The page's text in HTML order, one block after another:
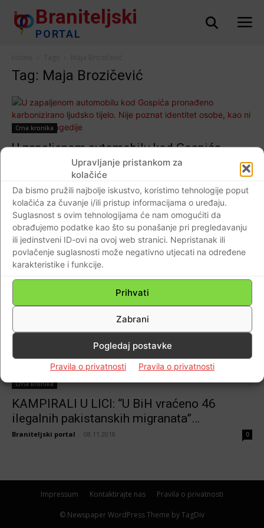
Upravljanje pristankom za
kolačiće
Da bismo pružili najbolje iskustvo, koristimo tehnologije poput
kolačića za čuvanje i/ili pristup informacijama o uređaju.
Suglasnost s ovim tehnologijama će nam omogućiti da
obrađujemo podatke kao što su ponašanje pri pregledavanju
ili jedinstveni ID-ovi na ovoj web stranici. Nepristanak ili
povlačenje suglasnosti može negativno utjecati na određene
karakteristike i funkcije.
Prihvati
Zabrani
Pogledaj postavke
Pravila o privatnosti Pravila o privatnosti
Braniteljski
PORTAL
Tag: Maja Brozičević
Crna kronika
U zapaljenom automobilu kod Gospića
pronađeno karbonizirano ljudsko tijelo. Nije
poznat identitet osobe, kao ni okolnosti
tragedije
Braniteljski portal - 17.12.2020
Crna kronika
KAMPIRALI U LICI: “U BiH vraćeno 46
ilegalnih pakistanskih migranata”…
Braniteljski portal 08.11.2018 0
Impressum Kontaktirajte nas Pravila o privatnosti
© Newspaper WordPress Theme by TagDiv